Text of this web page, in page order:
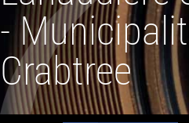
-
Crabtree